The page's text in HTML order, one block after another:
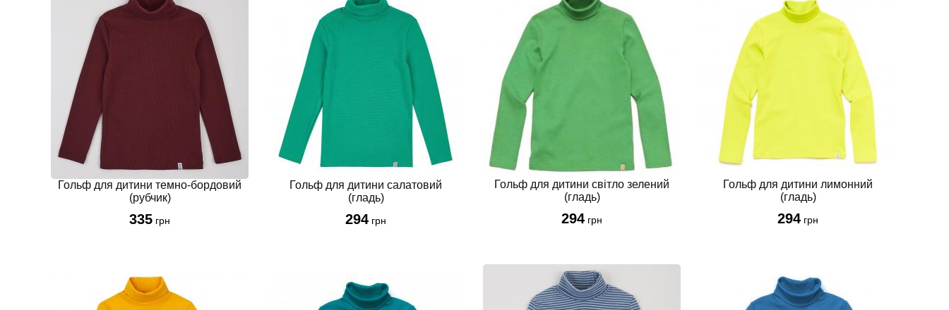
Гольф для дитини темно-бордовий
(рубчик)
335 грн
Гольф для дитини салатовий
(гладь)
294 грн
Гольф для дитини світло зелений
(гладь)
294 грн
Гольф для дитини лимонний
(гладь)
294 грн